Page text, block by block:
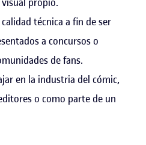
técnica a fin de ser
a concursos o
de fans.
en la industria del cómic,
o como parte de un